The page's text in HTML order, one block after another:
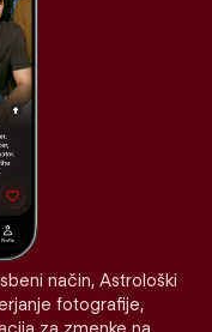
način, Astrološki
fotografije,